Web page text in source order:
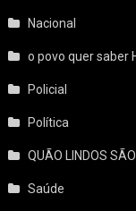
Nacional
o povo quer saber
Policial
Política
QUÃO LINDOS
Saúde